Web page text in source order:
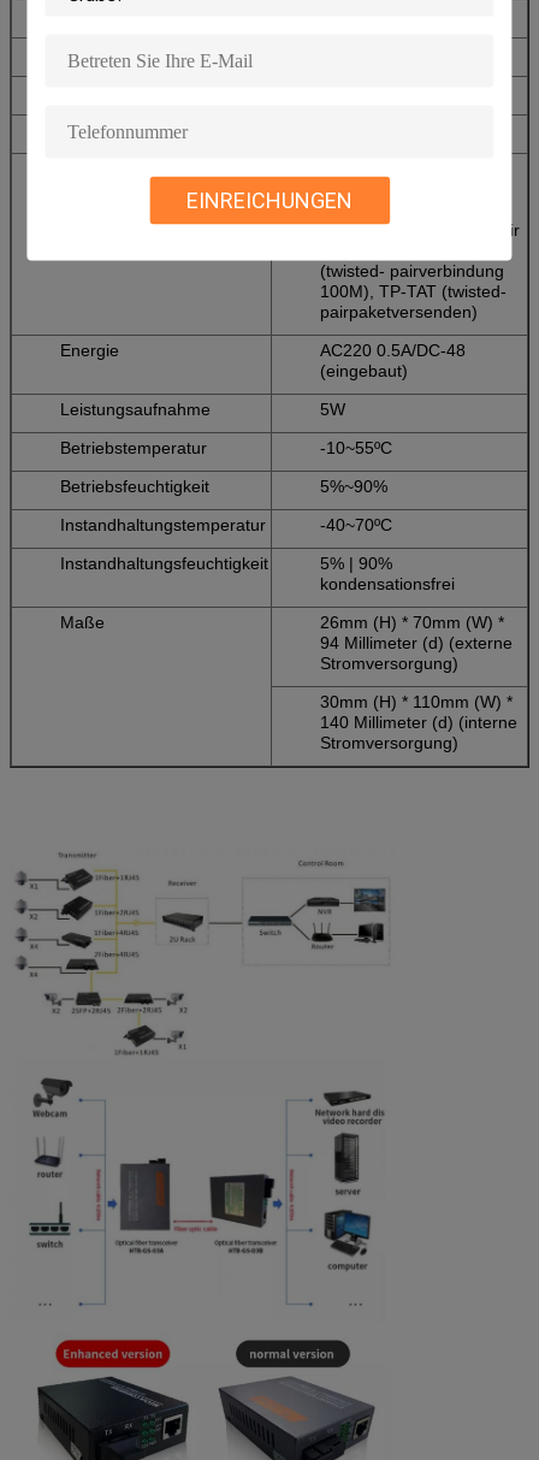
EINREICHUNGEN
Verzögerung
MTBF
FX-VERBINDUNG
(Lichtleitstreckenaktion),
TP LINK1000 (twisted pair
(twisted- pairverbindung
100M), TP-TAT (twisted-
pairpaketversenden)
Energie
AC220 0.5A/DC-48
(eingebaut)
Leistungsaufnahme
5W
Betriebstemperatur
-10~55ºC
Betriebsfeuchtigkeit
5%~90%
Instandhaltungstemperatur
-40~70ºC
Instandhaltungsfeuchtigkeit
5% | 90%
kondensationsfrei
Maße
26mm (H) * 70mm (W) *
94 Millimeter (d) (externe
Stromversorgung)
30mm (H) * 110mm (W) *
140 Millimeter (d) (interne
Stromversorgung)